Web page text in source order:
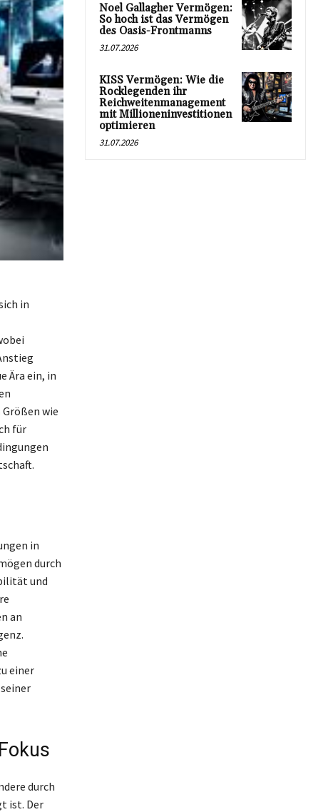
in
Ära ein, in
wie
für
in
durch
und
an
einer
durch
ist. Der
Noel Gallagher Vermögen:
So hoch ist das Vermögen
des Oasis-Frontmanns
31.07.2026
KISS Vermögen: Wie die
Rocklegenden ihr
Reichweitenmanagement
mit Millioneninvestitionen
optimieren
31.07.2026